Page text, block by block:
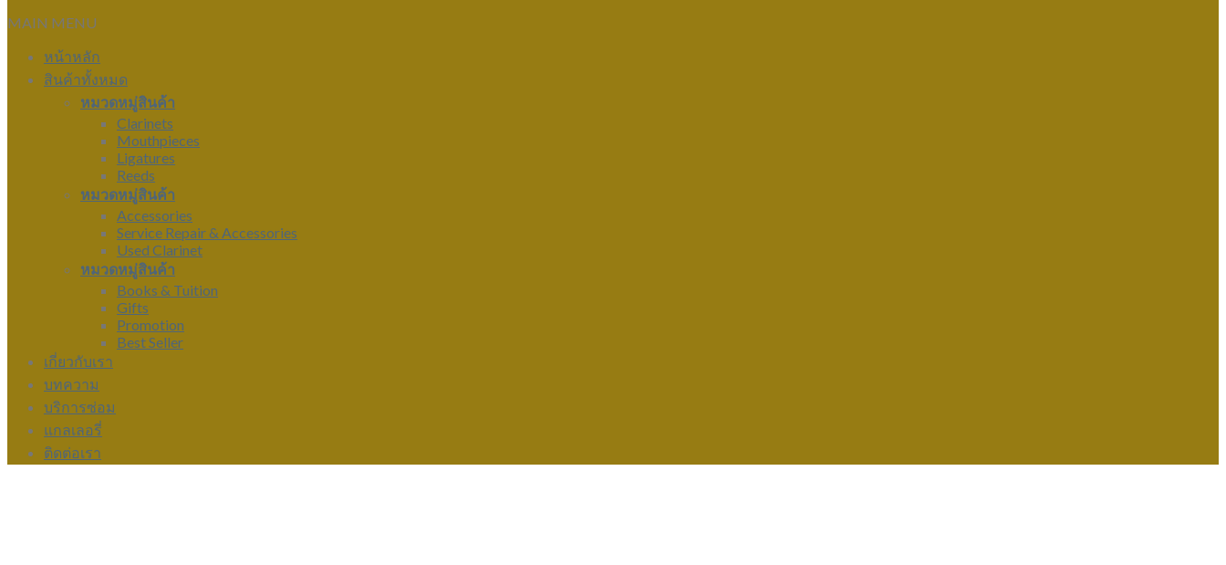
MAIN MENU
หน้าหลัก
สินค้าทั้งหมด
หมวดหมู่สินค้า
Clarinets
Mouthpieces
Ligatures
Reeds
หมวดหมู่สินค้า
Accessories
Service Repair & Accessories
Used Clarinet
หมวดหมู่สินค้า
Books & Tuition
Gifts
Promotion
Best Seller
เกี่ยวกับเรา
บทความ
บริการซ่อม
แกลเลอรี่
ติดต่อเรา